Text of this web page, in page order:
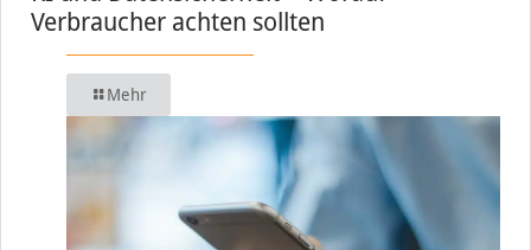
Verbraucher achten sollten
Mehr